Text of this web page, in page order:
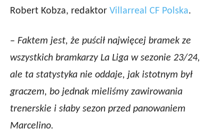
Robert Kobza, redaktor Villarreal CF Polska.
– Faktem jest, że puścił najwięcej bramek ze
wszystkich bramkarzy La Liga w sezonie 23/24,
ale ta statystyka nie oddaje, jak istotnym był
graczem, bo jednak mieliśmy zawirowania
trenerskie i słaby sezon przed panowaniem
Marcelino.